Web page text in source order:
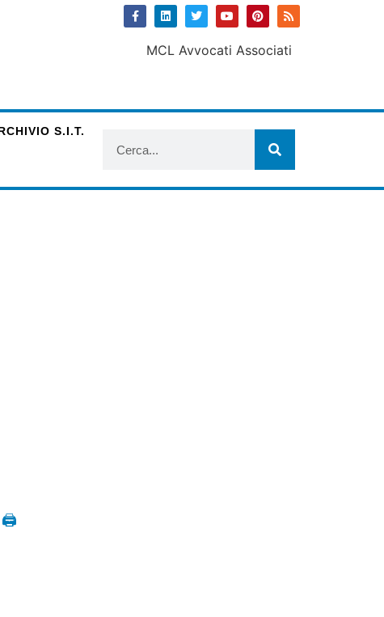
S.I.T.
🖨